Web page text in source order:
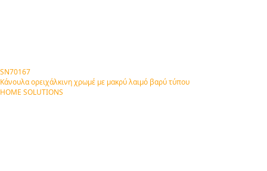
SN70167
Κάνουλα ορειχάλκινη χρωμέ με μακρύ λαιμό βαρύ τύπου
HOME SOLUTIONS